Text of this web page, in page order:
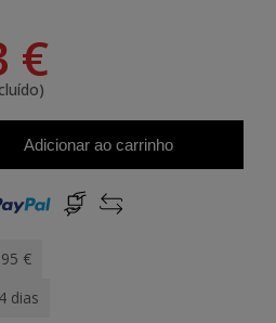
€
Adicionar ao carrinho
€
dias